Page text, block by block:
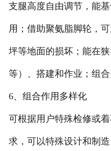
支腿高度自由调节，能
用；借助聚氨脂脚轮，
坪等地面的损坏；能在
等）、搭建和作业；组合
6、组合作用多样化
可根据用户特殊检修或
求，可以特殊设计和制造